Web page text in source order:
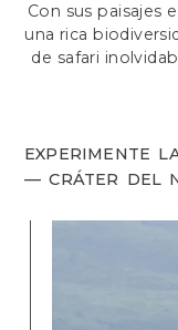
Con sus paisajes
una rica
de safari
EXPERIMENTE
— CRÁTER DEL